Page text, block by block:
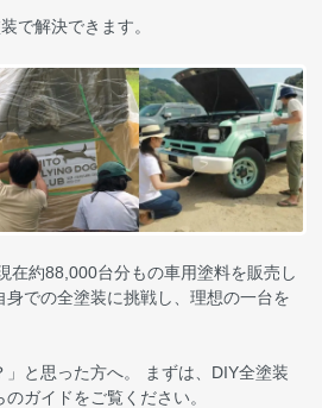
で解決できます。
在約88,000台分もの車用塗料を販売し
での全塗装に挑戦し、理想の一台を
」と思った方へ。 まずは、DIY全塗装
ガイドをご覧ください。